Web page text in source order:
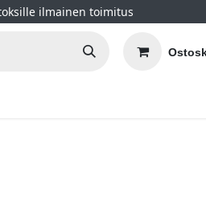
ilmainen toimitus